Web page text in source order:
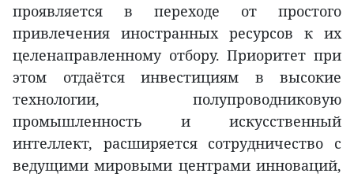
проявляется в переходе от простого
привлечения иностранных ресурсов к их
целенаправленному отбору. Приоритет при
этом отдаётся инвестициям в высокие
технологии, полупроводниковую
промышленность и искусственный
интеллект, расширяется сотрудничество с
ведущими мировыми центрами инноваций,